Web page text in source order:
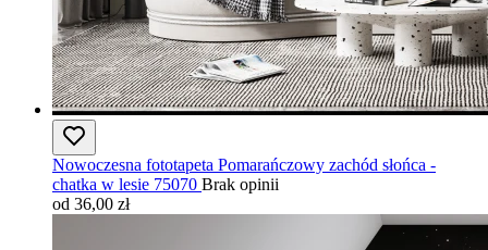
Nowoczesna fototapeta Pomarańczowy zachód słońca -
chatka w lesie 75070 Brak opinii
od 36,00 zł